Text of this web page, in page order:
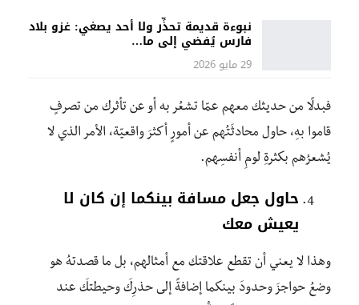
نبوءة قديمة تحذِّر ولا أحد يصغي: غزو بلاد
فارس يُفضي إلى ما…
29 مايو 2026
فبدلًا من حديثك معهم عمّا تشعُر به أو عن تأثرك من تصرفٍ
قاموا بهِ، حاول محادثَتُهم عن أمورٍ أكثرَ واقعيّة، الأمر الذي لا
يُشعرُهم بكثرةِ لومِ أنفسِهم.
حاول جعل مسافة بينكما إن كان لا
يعيش معك
وهذا لا يعني أن تقطع علاقتك مع أمثالهم، بل ما قصدتهُ هو
وضعُ حواجزَ وحدودَ بينكما إضافةً إلى حذرِكَ وحيطتكَ عند